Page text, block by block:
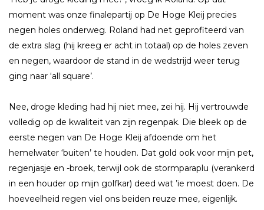
moment was onze finalepartij op De Hoge Kleij precies
negen holes onderweg. Roland had net geprofiteerd van
de extra slag (hij kreeg er acht in totaal) op de holes zeven
en negen, waardoor de stand in de wedstrijd weer terug
ging naar ‘all square’.
Nee, droge kleding had hij niet mee, zei hij. Hij vertrouwde
volledig op de kwaliteit van zijn regenpak. Die bleek op de
eerste negen van De Hoge Kleij afdoende om het
hemelwater ‘buiten’ te houden. Dat gold ook voor mijn pet,
regenjasje en -broek, terwijl ook de stormparaplu (verankerd
in een houder op mijn golfkar) deed wat ’ie moest doen. De
hoeveelheid regen viel ons beiden reuze mee, eigenlijk.